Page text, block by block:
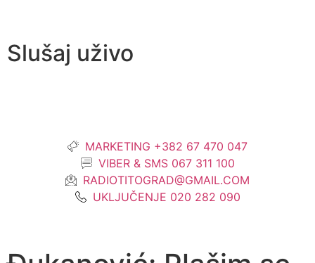
Slušaj uživo
MARKETING +382 67 470 047
VIBER & SMS 067 311 100
RADIOTITOGRAD@GMAIL.COM
UKLJUČENJE 020 282 090